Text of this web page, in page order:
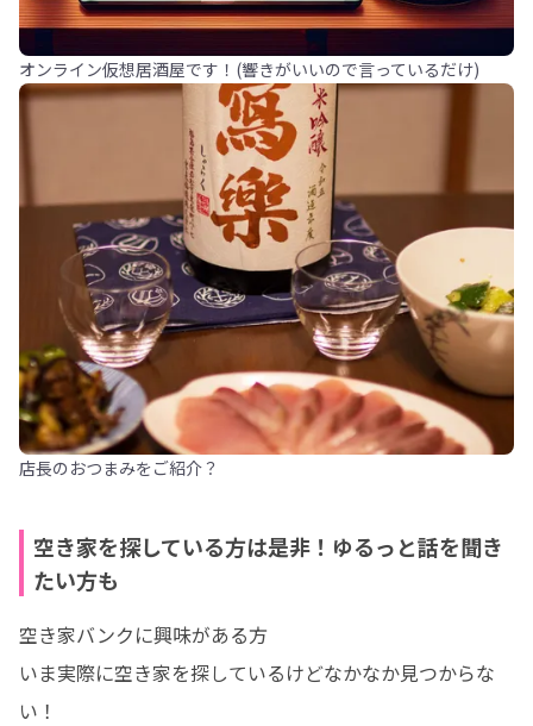
オンライン仮想居酒屋です！(響きがいいので言っているだけ)
店長のおつまみをご紹介？
空き家を探している方は是非！ゆるっと話を聞き
たい方も
空き家バンクに興味がある方
いま実際に空き家を探しているけどなかなか見つからな
い！